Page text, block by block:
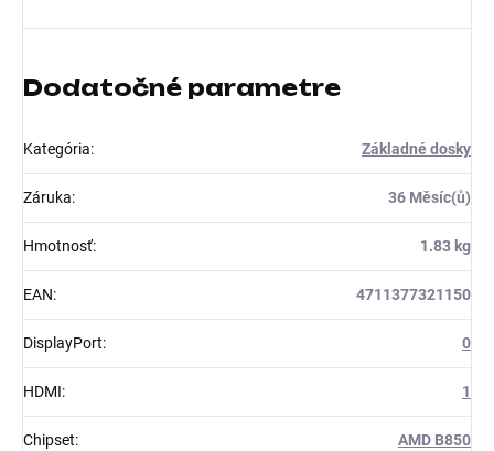
Dodatočné parametre
Kategória: Základné dosky
Záruka: 36 Měsíc(ů)
Hmotnosť: 1.83 kg
EAN: 4711377321150
DisplayPort: 0
HDMI: 1
Chipset: AMD B850